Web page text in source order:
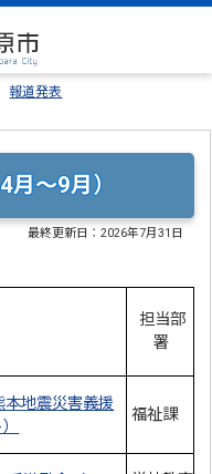
報道発表
～9月）
最終更新日：2026年7月31日
担当部
署
地震災害義援
福祉課